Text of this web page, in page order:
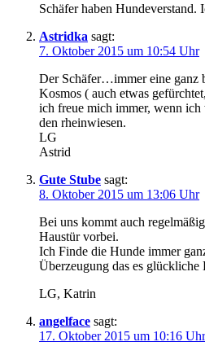
Schäfer haben Hundeverstand.
Astridka sagt:
7. Oktober 2015 um 10:54 Uhr
Der Schäfer…immer eine ganz
Kosmos ( auch etwas
ich freue mich immer, wenn ich
den rheinwiesen.
LG
Astrid
Gute Stube sagt:
8. Oktober 2015 um 13:06 Uhr
Bei uns kommt auch
Haustür vorbei.
Ich Finde die Hunde immer
Überzeugung das es glückliche
LG, Katrin
angelface sagt:
17. Oktober 2015 um 10:16 Uhr